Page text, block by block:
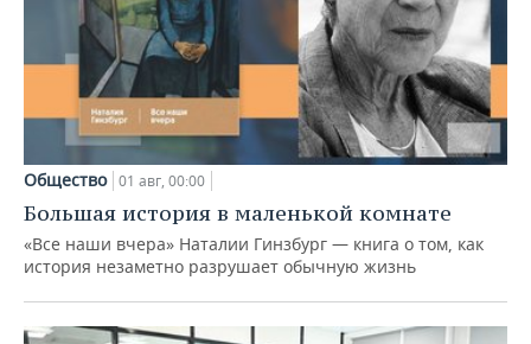
Общество 01 авг, 00:00
Большая история в маленькой комнате
«Все наши вчера» Наталии Гинзбург — книга о том, как
история незаметно разрушает обычную жизнь